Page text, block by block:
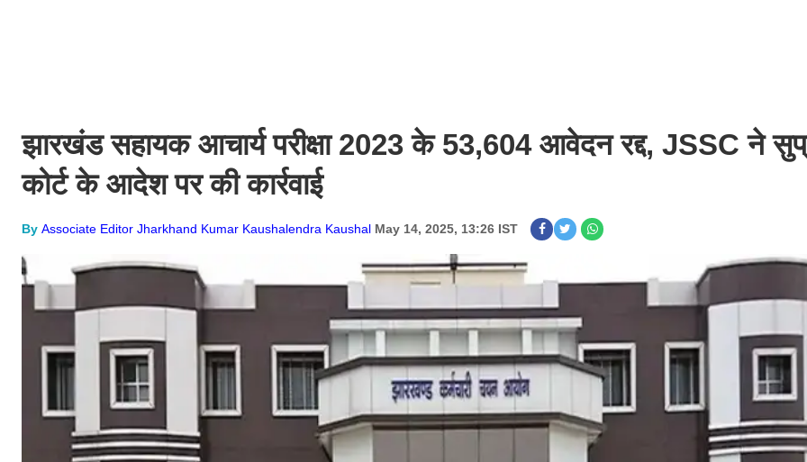
झारखंड सहायक आचार्य परीक्षा 2023 के 53,604 आवेदन रद्द, JSSC ने
कोर्ट के आदेश पर की कार्रवाई
By Associate Editor Jharkhand Kumar Kaushalendra Kaushal May 14, 2025, 13:26 IST